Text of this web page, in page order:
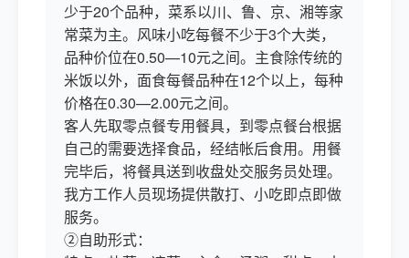
少于20个品种，菜系以川、鲁、京、湘等家
常菜为主。风味小吃每餐不少于3个大类，
品种价位在0.50—10元之间。主食除传统的
米饭以外，面食每餐品种在12个以上，每种
价格在0.30—2.00元之间。
客人先取零点餐专用餐具，到零点餐台根据
自己的需要选择食品，经结帐后食用。用餐
完毕后，将餐具送到收盘处交服务员处理。
我方工作人员现场提供散打、小吃即点即做
服务。
②自助形式：